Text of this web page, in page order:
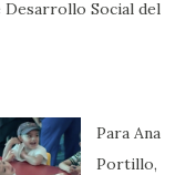
Desarrollo Social del
Para Ana
Portillo,